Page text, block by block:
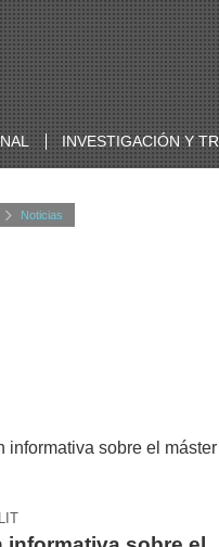
INVESTIGACIÓN Y
Noticias